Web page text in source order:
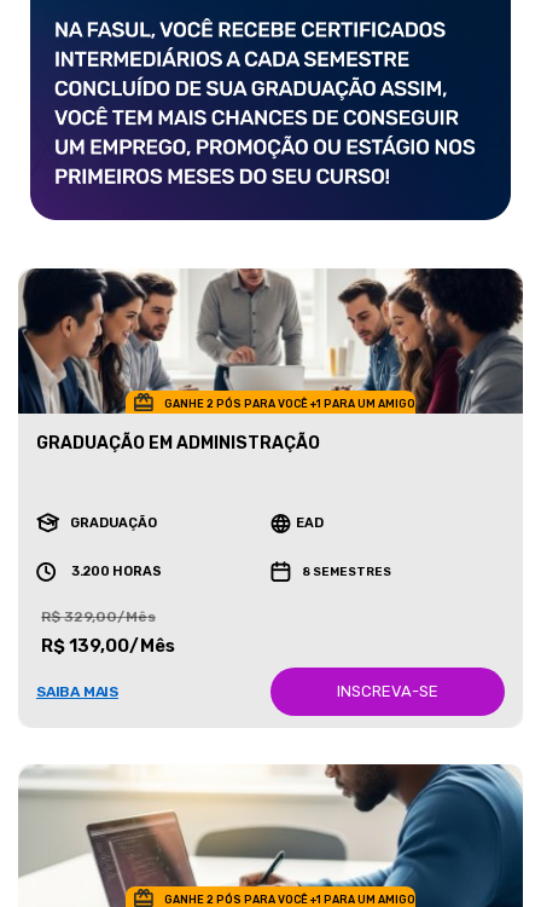
GANHE 2 PÓS PARA VOCÊ +1 PARA UM AMIGO
GRADUAÇÃO EM ADMINISTRAÇÃO
GRADUAÇÃO EAD
3.200 HORAS 8 SEMESTRES
R$ 329,00/Mês
R$ 139,00/Mês
SAIBA MAIS INSCREVA-SE
GANHE 2 PÓS PARA VOCÊ +1 PARA UM AMIGO